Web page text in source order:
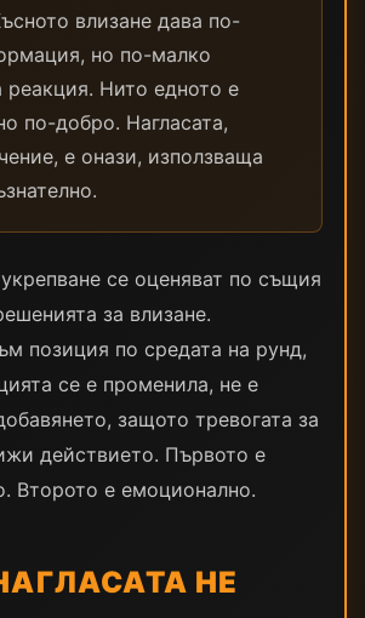
влизане дава по-
но по-малко
реакция. Нито едното е
по-добро. Нагласата,
е онази, използваща
се оценяват по същия
за влизане.
позиция по средата на рунд,
се е променила, не е
защото тревогата за
действието. Първото е
Второто е емоционално.
НЕ